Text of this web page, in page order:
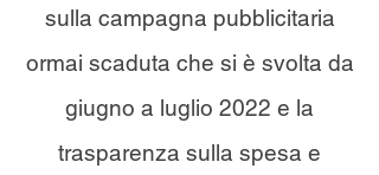
sulla campagna pubblicitaria
ormai scaduta che si è svolta da
giugno a luglio 2022 e la
trasparenza sulla spesa e